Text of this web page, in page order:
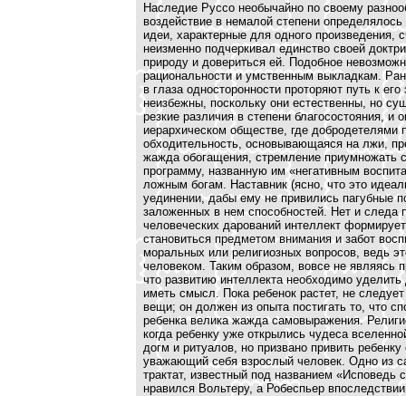
Наследие Руссо необычайно по своему
воздействие в немалой степени
идеи, характерные для одного
неизменно подчеркивал единство своей
природу и довериться ей. Подобное
рациональности и умственным выкладкам.
в глаза односторонности проторяют путь к
неизбежны, поскольку они естественны, но
резкие различия в степени благосостояния,
иерархическом обществе, где
обходительность, основывающаяся на лжи,
жажда обогащения, стремление приумножать
программу, названную им «негативным
ложным богам. Наставник (ясно, что это
уединении, дабы ему не привились пагубные
заложенных в нем способностей. Нет и следа
человеческих дарований интеллект
становиться предметом внимания и забот
моральных или религиозных вопросов, ведь
человеком. Таким образом, вовсе не являясь
что развитию интеллекта необходимо
иметь смысл. Пока ребенок растет, не
вещи; он должен из опыта постигать то, что
ребенка велика жажда самовыражения.
когда ребенку уже открылись чудеса
догм и ритуалов, но призвано привить
уважающий себя взрослый человек. Одно из
трактат, известный под названием «Исповедь
нравился Вольтеру, а Робеспьер